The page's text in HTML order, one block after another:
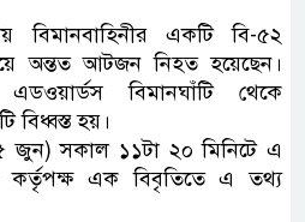
বিমানবাহিনীর একটি বি-৫২
অন্তত আটজন নিহত হয়েছেন।
এডওয়ার্ডস বিমানঘাঁটি থেকে
বিধ্বস্ত হয়।
জুন) সকাল ১১টা ২০ মিনিটে এ
কর্তৃপক্ষ এক বিবৃতিতে এ তথ্য